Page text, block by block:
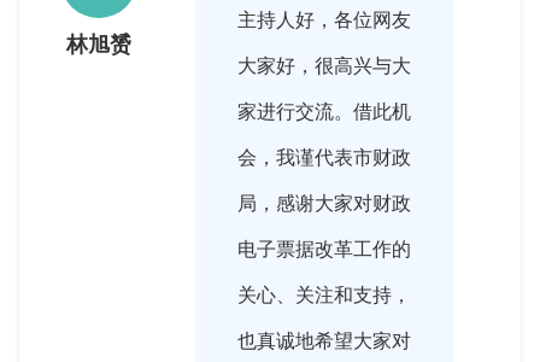
林旭赟
主持人好，各位网友
大家好，很高兴与大
家进行交流。借此机
会，我谨代表市财政
局，感谢大家对财政
电子票据改革工作的
关心、关注和支持，
也真诚地希望大家对